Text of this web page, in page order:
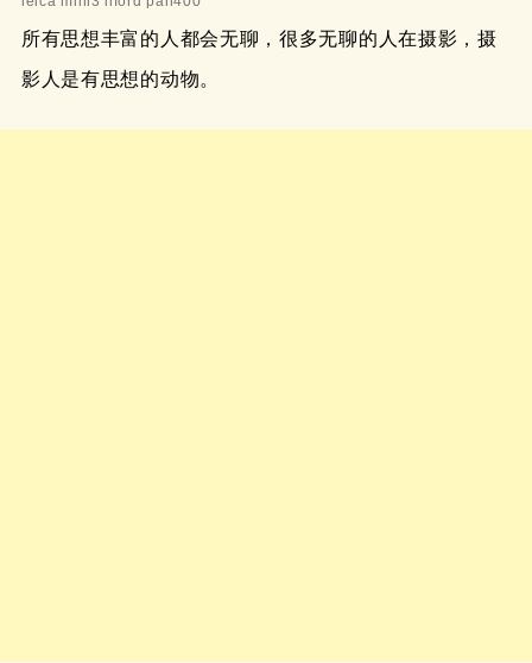
所有思想丰富的人都会无聊，很多无聊的人在摄影，摄
影人是有思想的动物。